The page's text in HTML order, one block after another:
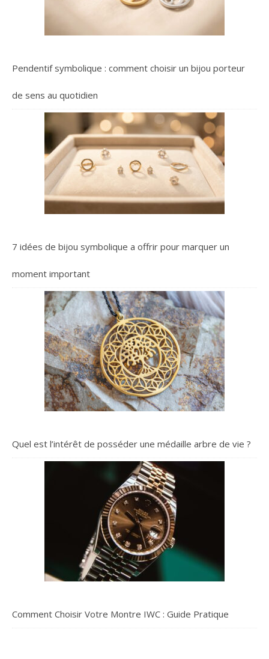
Pendentif symbolique : comment choisir un bijou porteur
de sens au quotidien
7 idées de bijou symbolique a offrir pour marquer un
moment important
Quel est l’intérêt de posséder une médaille arbre de vie ?
Comment Choisir Votre Montre IWC : Guide Pratique